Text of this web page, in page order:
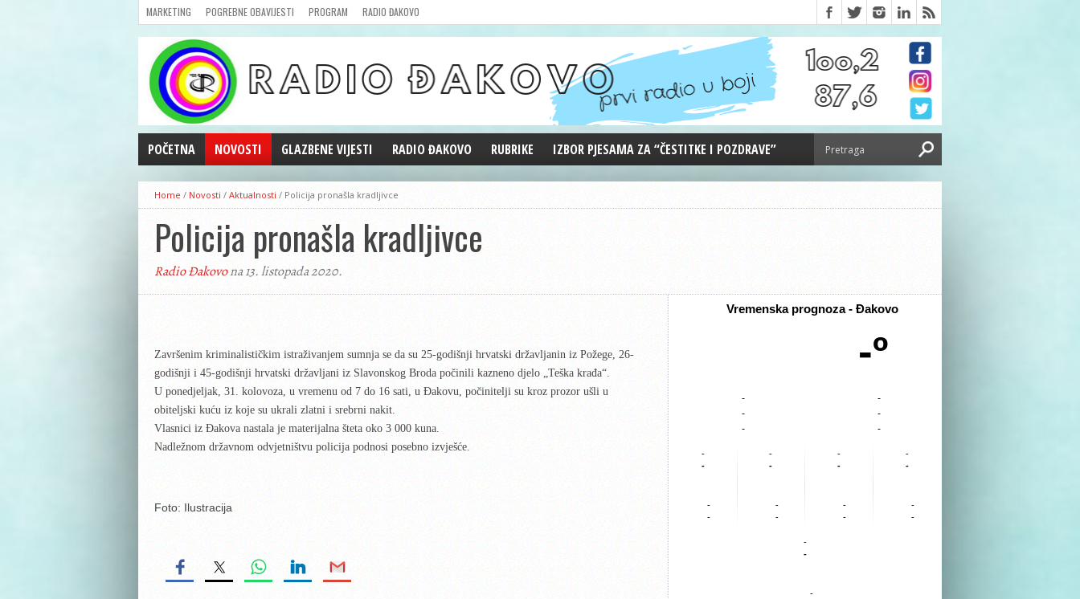
MARKETING POGREBNE OBAVIJESTI PROGRAM RADIO ĐAKOVO
POČETNA NOVOSTI
AKTUALNOSTI
CRNA KRONIKA
POLITIKA
ZANIMLJIVOSTI
GOSPODARSTVO
KULTURA
GLAZBENE VIJESTI RADIO ĐAKOVO
MARKETING
RUBRIKE
REPRIZE EMISIJA
DOBRE VIBRACIJE
IZBOR PJESAMA ZA “ČESTITKE I POZDRAVE”
Home / Novosti / Aktualnosti / Policija pronašla kradljivce
Policija pronašla kradljivce
Radio Đakovona 13. listopada 2020.
Završenim kriminalističkim istraživanjem sumnja se da su 25-godišnji hrvatski državljanin iz Požege, 26-
godišnji i 45-godišnji hrvatski državljani iz Slavonskog Broda počinili kazneno djelo „Teška krađa“.
U ponedjeljak, 31. kolovoza, u vremenu od 7 do 16 sati, u Đakovu, počinitelji su kroz prozor ušli u
obiteljski kuću iz koje su ukrali zlatni i srebrni nakit.
Vlasnici iz Đakova nastala je materijalna šteta oko 3 000 kuna.
Nadležnom državnom odvjetništvu policija podnosi posebno izvješće.
Foto: Ilustracija
Vremenska prognoza - Đakovo
-º
-
-
-
-
-
-
-
-
-
-
-
-
-
-
-
-
-
-
-
-
-
-
-
-
-